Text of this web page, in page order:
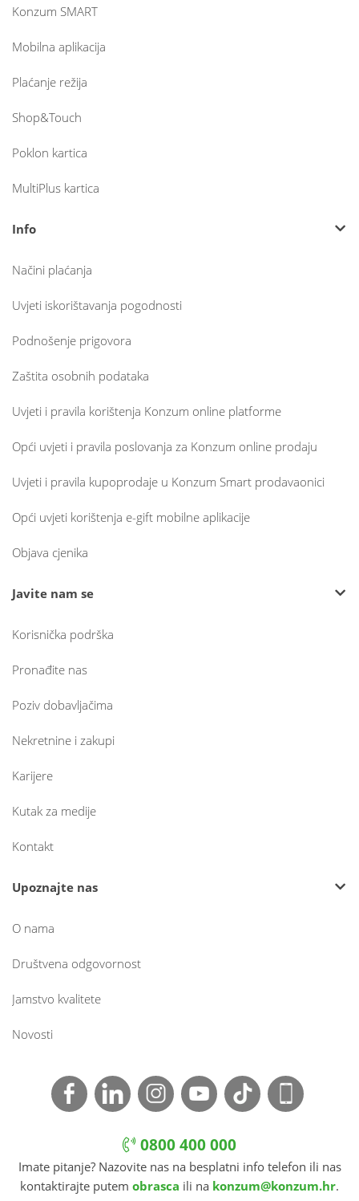
Konzum SMART
Mobilna aplikacija
Plaćanje režija
Shop&Touch
Poklon kartica
MultiPlus kartica
Info
Načini plaćanja
Uvjeti iskorištavanja pogodnosti
Podnošenje prigovora
Zaštita osobnih podataka
Uvjeti i pravila korištenja Konzum online platforme
Opći uvjeti i pravila poslovanja za Konzum online prodaju
Uvjeti i pravila kupoprodaje u Konzum Smart prodavaonici
Opći uvjeti korištenja e-gift mobilne aplikacije
Objava cjenika
Javite nam se
Korisnička podrška
Pronađite nas
Poziv dobavljačima
Nekretnine i zakupi
Karijere
Kutak za medije
Kontakt
Upoznajte nas
O nama
Društvena odgovornost
Jamstvo kvalitete
Novosti
0800 400 000
Imate pitanje? Nazovite nas na besplatni info telefon ili nas
kontaktirajte putem obrasca ili na konzum@konzum.hr.